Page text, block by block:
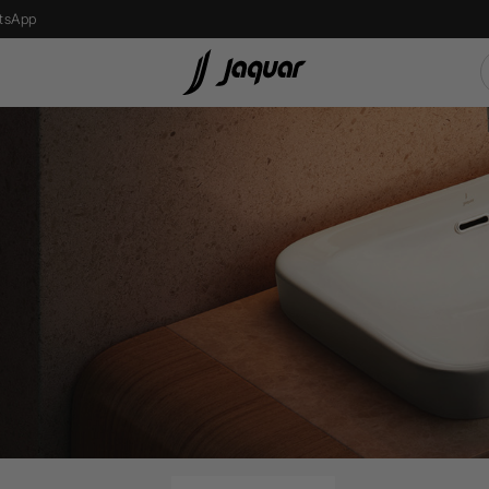
Street Light